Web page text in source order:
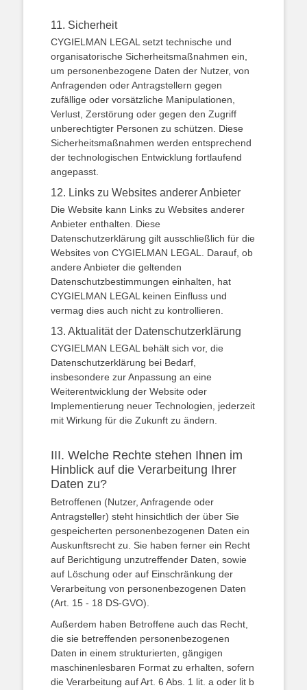
11. Sicherheit
CYGIELMAN LEGAL setzt technische und
organisatorische Sicherheitsmaßnahmen ein,
um personenbezogene Daten der Nutzer, von
Anfragenden oder Antragstellern gegen
zufällige oder vorsätzliche Manipulationen,
Verlust, Zerstörung oder gegen den Zugriff
unberechtigter Personen zu schützen. Diese
Sicherheitsmaßnahmen werden entsprechend
der technologischen Entwicklung fortlaufend
angepasst.
12. Links zu Websites anderer Anbieter
Die Website kann Links zu Websites anderer
Anbieter enthalten. Diese
Datenschutzerklärung gilt ausschließlich für die
Websites von CYGIELMAN LEGAL. Darauf, ob
andere Anbieter die geltenden
Datenschutzbestimmungen einhalten, hat
CYGIELMAN LEGAL keinen Einfluss und
vermag dies auch nicht zu kontrollieren.
13. Aktualität der Datenschutzerklärung
CYGIELMAN LEGAL behält sich vor, die
Datenschutzerklärung bei Bedarf,
insbesondere zur Anpassung an eine
Weiterentwicklung der Website oder
Implementierung neuer Technologien, jederzeit
mit Wirkung für die Zukunft zu ändern.
III. Welche Rechte stehen Ihnen im
Hinblick auf die Verarbeitung Ihrer
Daten zu?
Betroffenen (Nutzer, Anfragende oder
Antragsteller) steht hinsichtlich der über Sie
gespeicherten personenbezogenen Daten ein
Auskunftsrecht zu. Sie haben ferner ein Recht
auf Berichtigung unzutreffender Daten, sowie
auf Löschung oder auf Einschränkung der
Verarbeitung von personenbezogenen Daten
(Art. 15 - 18 DS-GVO).
Außerdem haben Betroffene auch das Recht,
die sie betreffenden personenbezogenen
Daten in einem strukturierten, gängigen
maschinenlesbaren Format zu erhalten, sofern
die Verarbeitung auf Art. 6 Abs. 1 lit. a oder lit b